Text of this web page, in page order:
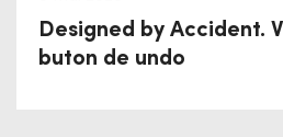
Designed by Accident.
buton de undo